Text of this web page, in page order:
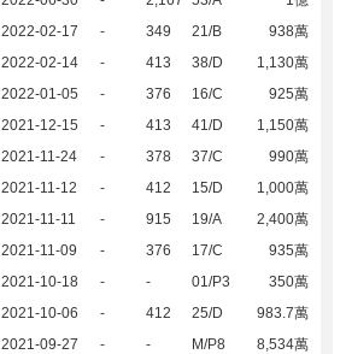
2022-02-17
- 349 21/B
938萬
2022-02-14
- 413 38/D
1,130萬
2022-01-05
- 376 16/C
925萬
2021-12-15
- 413 41/D
1,150萬
2021-11-24
- 378 37/C
990萬
2021-11-12
- 412 15/D
1,000萬
2021-11-11
- 915 19/A
2,400萬
2021-11-09
- 376 17/C
935萬
2021-10-18
- - 01/P3
350萬
2021-10-06
- 412 25/D
983.7萬
2021-09-27
- - M/P8
8,534萬